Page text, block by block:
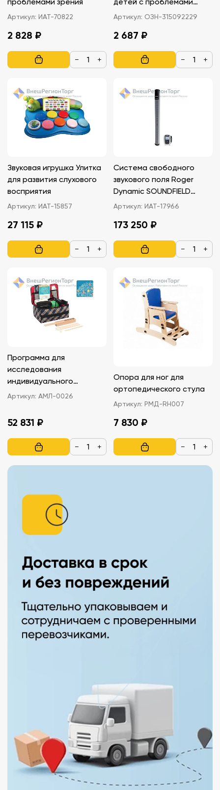
Артикул: ИАТ-70822
2 828 ₽
− +
зрения
Артикул: ОЗН-315092229
2 687 ₽
− +
Звуковая игрушка Улитка
для развития слухового
восприятия
Артикул: ИАТ-15857
27 115 ₽
− +
Система свободного
звукового поля Roger
Dynamic SOUNDFIELD
DigiMaster 5000
Артикул: ИАТ-17966
173 250 ₽
− +
Программа для
исследования
индивидуального
латерального профиля.
Артикул: АМЛ-0026
52 831 ₽
− +
Опора для ног для
ортопедического стула
Артикул: РМД-RH007
7 830 ₽
− +